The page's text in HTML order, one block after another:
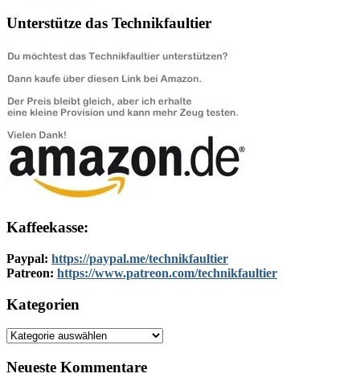
Unterstütze das Technikfaultier
Kaffeekasse:
Paypal: https://paypal.me/technikfaultier
Patreon: https://www.patreon.com/technikfaultier
Kategorien
Kategorien
Neueste Kommentare